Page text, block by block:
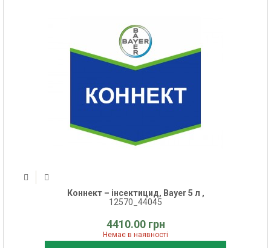
Коннект – інсектицид, Bayer 5 л ,
12570_44045
4410.00 грн
Немає в наявності